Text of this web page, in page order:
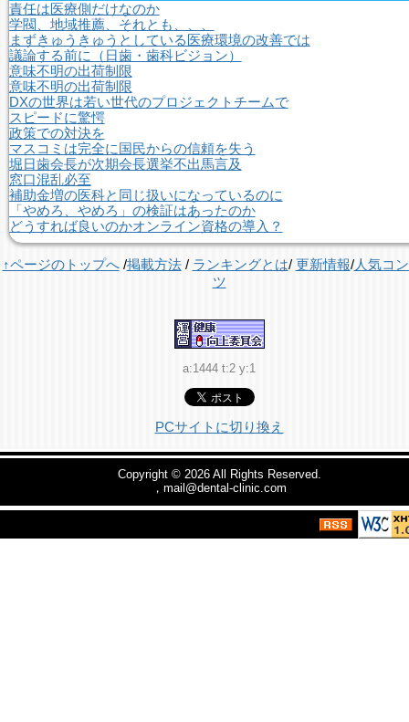
責任は医療側だけなのか
学閥、地域推薦、それとも、、、
まずきゅうきゅうとしている医療環境の改善では
議論する前に（日歯・歯科ビジョン）
意味不明の出荷制限
意味不明の出荷制限
DXの世界は若い世代のプロジェクトチームで
スピードに驚愕
政策での対決を
マスコミは完全に国民からの信頼を失う
堀日歯会長が次期会長選挙不出馬言及
窓口混乱必至
補助金増の医科と同じ扱いになっているのに
「やめろ、やめろ」の検証はあったのか
どうすれば良いのかオンライン資格の導入？
↑ページのトップへ/掲載方法/ ランキングとは/ 更新情報/人気コ
ツ
a:1444 t:2 y:1
PCサイトに切り換え
Copyright © 2026 All Rights Reserved.
，mail@dental-clinic.com